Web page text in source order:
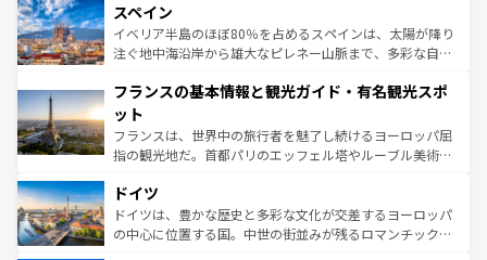
ろん、トスカーナの美しい田園風景やアマルフィ海岸の絶
景など、自然景観も見逃せない。観光の合間には、本場の
ピザやパスタなど、絶品のイタリア料理を堪能することも
ませてくれるイタリアで、忘れられない旅をしてみよう！
なお、新着のイタリア情報は
しい。
スペイン
イベリア半島のほぼ80％を占めるスペインは、太陽が降り
注ぐ地中海沿岸から雄大なピレネー山脈まで、多彩な自然
文化が根付くこの国では、情熱的なフラメンコ、熱気あふ
れる闘牛、そして美味しいタパスが生活の一部となってい
る。首都マドリードの洗練された雰囲気や、バルセロナの
アートに溢れた街角から、地方では古代ローマ遺跡や中世
せる。地方によって風土や気候が異なるスペインはその個
性で訪れる人を魅了する。 なお、新着のスペイン情報は コ
ンテンツ一覧を参照してほしい。
フランスの基本情報と観光ガイド・有名観光スポ
ット
フランスは、世界中の旅行者を魅了し続けるヨーロッパ屈
指の観光地だ。首都パリのエッフェル塔やルーブル美術館
で、幅広い魅力が詰まっている。華麗な宮殿、歴史的な大
聖堂、美しいビーチ、そして豊かな自然が、訪れる者を心
から魅了する。また、フランスは美食の国としても知ら
ドイツ
ドイツは、豊かな歴史と多彩な文化が交差するヨーロッパ
の中心に位置する国。中世の街並みが残るロマンチック街